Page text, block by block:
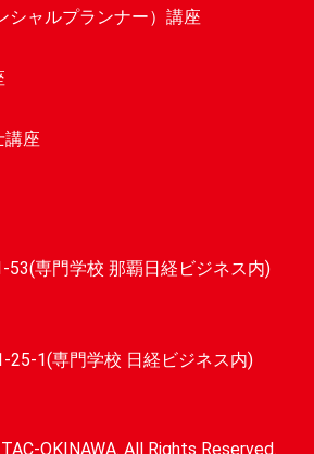
シャルプランナー）講座
講座
53(専門学校 那覇日経ビジネス内)
25-1(専門学校 日経ビジネス内)
OKINAWA. All Rights Reserved.